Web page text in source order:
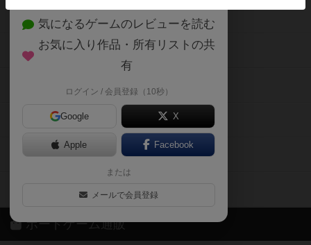
気になるゲームのレビューを読む
お気に入り作品・所有リストの共
有
ログイン / 会員登録（10秒）
Google X
Apple Facebook
または
メールで会員登録
ボードゲーム会情報
メカニクス特集
掲示板・トピックス
ボドとも・会員一覧
ボードゲーム業界コラム
ボドゲーマご利用案内
ボードゲーム通販